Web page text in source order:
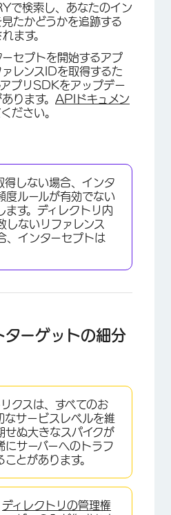
で検索し、あなたのイン
たかどうかを追跡する
ます。
ーセプトを開始するアプ
ァレンスIDを取得するた
アプリSDKをアップデー
ります。 APIドキュメン
ださい。
得しない場合、インタ
度ルールが有効でない
ます。ディレクトリ内
しないリファレンス
、インターセプトは
ターゲットの細分
クスは、すべてのお
なサービスレベルを維
せぬ大きなスパイクが
にサーバーへのトラフ
とがあります。
ディレクトリの管理権